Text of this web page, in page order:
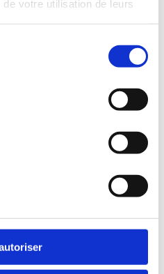
votre utilisation de leurs
pour vous accompagner
afin de vous offrir une
et plus efficace. Cette nouvelle…